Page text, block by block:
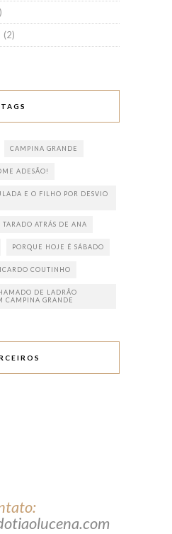
(2)
TAGS
CAMPINA GRANDE
ADESÃO!
E O FILHO POR DESVIO
ATRÁS DE ANA
PORQUE HOJE É SÁBADO
COUTINHO
DE LADRÃO
CAMPINA GRANDE